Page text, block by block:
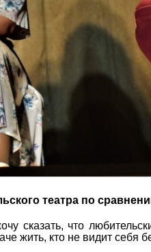
театра по
сказать, что
жить, кто не видит себя